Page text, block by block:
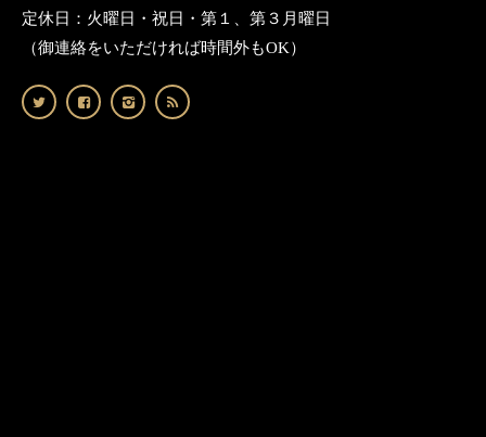
定休日：火曜日・祝日・第１、第３月曜日
（御連絡をいただければ時間外もOK）